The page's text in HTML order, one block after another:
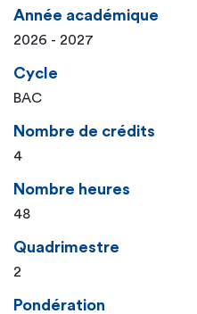
Année académique
2026 - 2027
Cycle
BAC
Nombre de crédits
4
Nombre heures
48
Quadrimestre
2
Pondération